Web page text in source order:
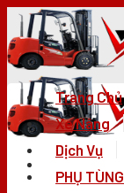
Skip
content
Trang Chủ
Xe Nâng
Dịch Vụ
PHỤ TÙNG